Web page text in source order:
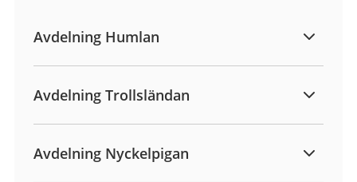
Avdelning Humlan
Avdelning Trollsländan
Avdelning Nyckelpigan